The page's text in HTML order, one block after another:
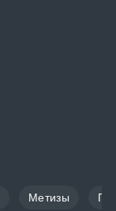
Метизы